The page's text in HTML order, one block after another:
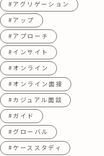
#アグリゲーション
#アップ
#アプローチ
#インサイト
#オンライン
#オンライン面接
#カジュアル面談
#ガイド
#グローバル
#ケーススタディ